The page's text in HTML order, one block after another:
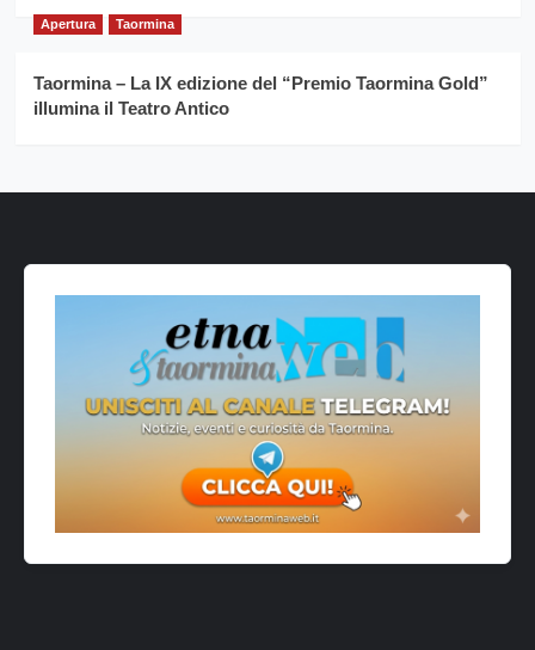
Apertura Taormina
Taormina – La IX edizione del “Premio Taormina Gold”
illumina il Teatro Antico